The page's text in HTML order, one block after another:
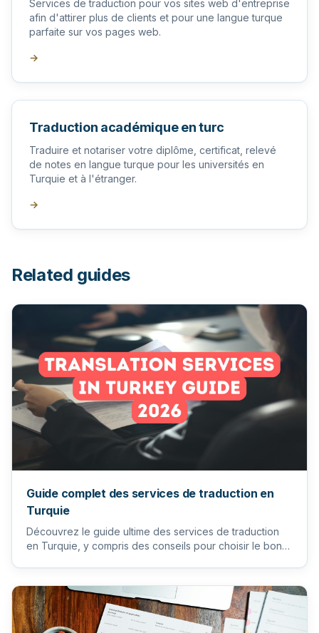
Services de traduction pour vos sites web d'entreprise
afin d'attirer plus de clients et pour une langue turque
parfaite sur vos pages web.
→
Traduction académique en turc
Traduire et notariser votre diplôme, certificat, relevé
de notes en langue turque pour les universités en
Turquie et à l'étranger.
→
Related guides
Guide complet des services de traduction en
Turquie
Découvrez le guide ultime des services de traduction
en Turquie, y compris des conseils pour choisir le bon